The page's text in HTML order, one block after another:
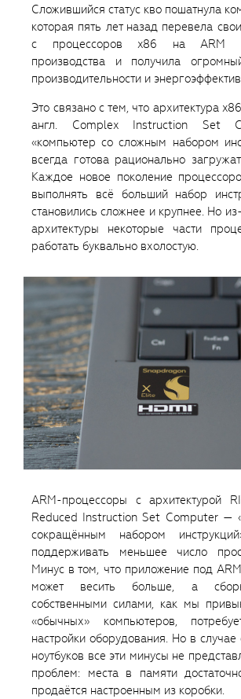
Сложившийся статус кво пошатнула
которая пять лет назад перевела
с процессоров x86 на ARM
производства и получила
производительности и
Это связано с тем, что архитектура
англ. Complex Instruction Set
«компьютер со сложным набором
всегда готова рационально
Каждое новое поколение
выполнять всё больший набор
становились сложнее и крупнее. Но
архитектуры некоторые части
работать буквально вхолостую.
ARM-процессоры с архитектурой
Reduced Instruction Set Computer —
сокращённым набором
поддерживать меньшее число
Минус в том, что приложение под
может весить больше, а
собственными силами, как мы
«обычных» компьютеров,
настройки оборудования. Но в
ноутбуков все эти минусы не
проблем: места в памяти
продаётся настроенным из коробки.